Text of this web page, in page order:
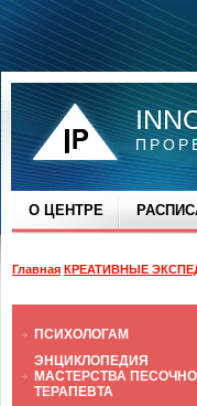
О ЦЕНТРЕ
Главная КРЕАТИВНЫЕ
ПСИХОЛОГАМ
ЭНЦИКЛОПЕДИЯ
МАСТЕРСТВА
ТЕРАПЕВТА